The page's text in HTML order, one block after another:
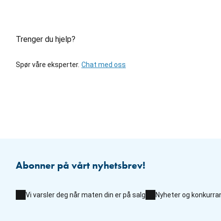
Trenger du hjelp?
Spør våre eksperter. Chat med oss
Abonner på vårt nyhetsbrev!
Vi varsler deg når maten din er på salg Nyheter og